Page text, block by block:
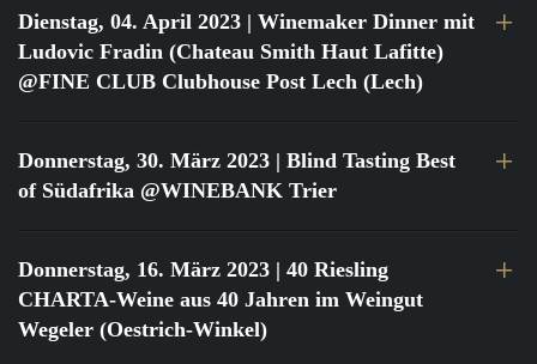
Dienstag, 04. April 2023 | Winemaker Dinner mit
Ludovic Fradin (Chateau Smith Haut Lafitte)
@FINE CLUB Clubhouse Post Lech (Lech)
Donnerstag, 30. März 2023 | Blind Tasting Best
of Südafrika @WINEBANK Trier
Donnerstag, 16. März 2023 | 40 Riesling
CHARTA-Weine aus 40 Jahren im Weingut
Wegeler (Oestrich-Winkel)